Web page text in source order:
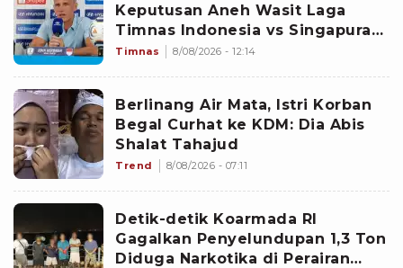
Keputusan Aneh Wasit Laga
Timnas Indonesia vs Singapura
di Piala AFF 2026: Percuma
Timnas 8/08/2026 - 12:14
Berlinang Air Mata, Istri Korban
Begal Curhat ke KDM: Dia Abis
Shalat Tahajud
Trend 8/08/2026 - 07:11
Detik-detik Koarmada RI
Gagalkan Penyelundupan 1,3 Ton
Diduga Narkotika di Perairan